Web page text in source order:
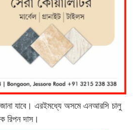
যাবে।এরইমধ্যে অসমে এনআরসি চালু
রিপন দাস।